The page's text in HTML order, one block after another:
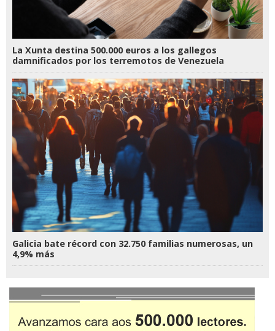
La Xunta destina 500.000 euros a los gallegos
damnificados por los terremotos de Venezuela
Galicia bate récord con 32.750 familias numerosas, un
4,9% más